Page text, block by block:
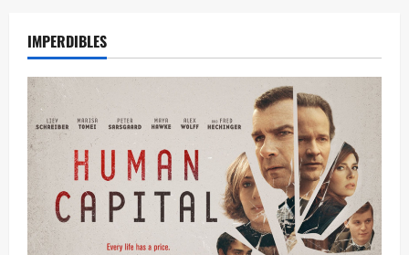
IMPERDIBLES